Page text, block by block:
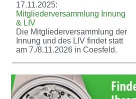
17.11.2025:
Mitgliederversammlung Innung
& LIV
Die Mitgliederversammlung der
Innung und des LIV findet statt
am 7./8.11.2026 in Coesfeld.